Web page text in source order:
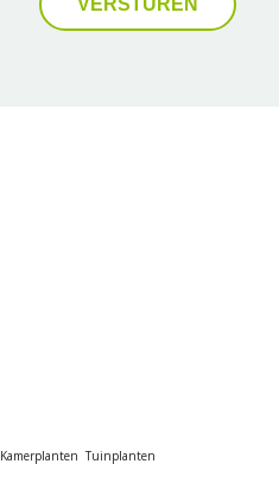
Kamerplanten Tuinplanten